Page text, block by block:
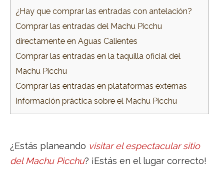
¿Hay que comprar las entradas con antelación?
Comprar las entradas del Machu Picchu
directamente en Aguas Calientes
Comprar las entradas en la taquilla oficial del
Machu Picchu
Comprar las entradas en plataformas externas
Información práctica sobre el Machu Picchu
¿Estás planeando visitar el espectacular sitio
del Machu Picchu? ¡Estás en el lugar correcto!